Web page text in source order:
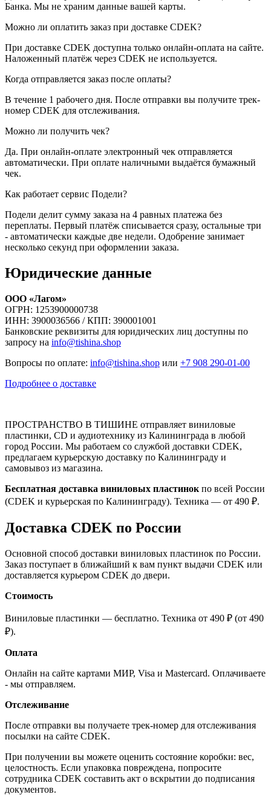
Банка. Мы не храним данные вашей карты.
Можно ли оплатить заказ при доставке CDEK?
При доставке CDEK доступна только онлайн-оплата на сайте.
Наложенный платёж через CDEK не используется.
Когда отправляется заказ после оплаты?
В течение 1 рабочего дня. После отправки вы получите трек-
номер CDEK для отслеживания.
Можно ли получить чек?
Да. При онлайн-оплате электронный чек отправляется
автоматически. При оплате наличными выдаётся бумажный
чек.
Как работает сервис Подели?
Подели делит сумму заказа на 4 равных платежа без
переплаты. Первый платёж списывается сразу, остальные три
- автоматически каждые две недели. Одобрение занимает
несколько секунд при оформлении заказа.
Юридические данные
ООО «Лагом»
ОГРН: 1253900000738
ИНН: 3900036566 / КПП: 390001001
Банковские реквизиты для юридических лиц доступны по
запросу на info@tishina.shop
Вопросы по оплате: info@tishina.shop или +7 908 290-01-00
Подробнее о доставке
ПРОСТРАНСТВО В ТИШИНЕ отправляет виниловые
пластинки, CD и аудиотехнику из Калининграда в любой
город России. Мы работаем со службой доставки CDEK,
предлагаем курьерскую доставку по Калининграду и
самовывоз из магазина.
Бесплатная доставка виниловых пластинок по всей России
(CDEK и курьерская по Калининграду). Техника — от 490 ₽.
Доставка CDEK по России
Основной способ доставки виниловых пластинок по России.
Заказ поступает в ближайший к вам пункт выдачи CDEK или
доставляется курьером CDEK до двери.
Стоимость
Виниловые пластинки — бесплатно. Техника от 490 ₽ (от 490
₽).
Оплата
Онлайн на сайте картами МИР, Visa и Mastercard. Оплачиваете
- мы отправляем.
Отслеживание
После отправки вы получаете трек-номер для отслеживания
посылки на сайте CDEK.
При получении вы можете оценить состояние коробки: вес,
целостность. Если упаковка повреждена, попросите
сотрудника CDEK составить акт о вскрытии до подписания
документов.